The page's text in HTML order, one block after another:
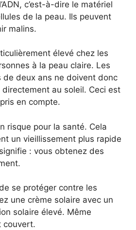
c’est-à-dire le matériel
de la peau. Ils peuvent
malins.
élevé chez les
à la peau claire. Les
de deux ans ne doivent donc
au soleil. Ceci est
en compte.
risque pour la santé. Cela
un vieillissement plus rapide
: vous obtenez des
se protéger contre les
une crème solaire avec un
solaire élevé. Même
couvert.